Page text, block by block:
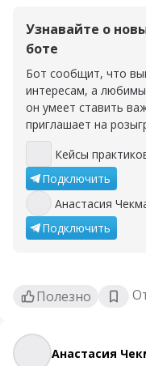
Узнавайте о
боте
Бот сообщит, что
интересам, а
он умеет ставить
приглашает на
Кейсы практиков
Кейсы
Подключить
Анастасия
Анастасия
Подключить
Полезно
Анастасия
Анастасия